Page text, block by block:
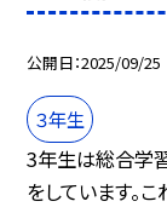
公開日 2025/09/25
３年生
3年生は総合学
をしています。